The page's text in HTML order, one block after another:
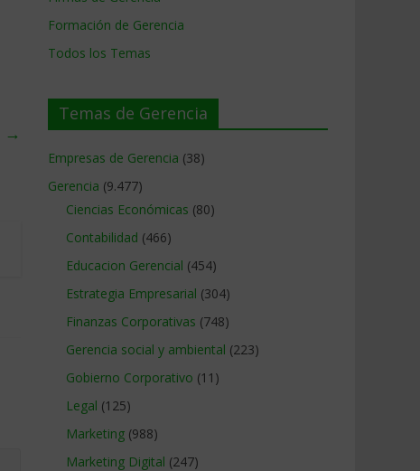
→
Formación de Gerencia
Todos los Temas
Temas de Gerencia
Empresas de Gerencia (38)
Gerencia (9.477)
Ciencias Económicas (80)
Contabilidad (466)
Educacion Gerencial (454)
Estrategia Empresarial (304)
Finanzas Corporativas (748)
Gerencia social y ambiental (223)
Gobierno Corporativo (11)
Legal (125)
Marketing (988)
Marketing Digital (247)